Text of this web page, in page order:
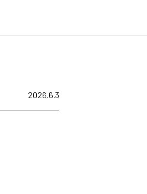
2026.6.3